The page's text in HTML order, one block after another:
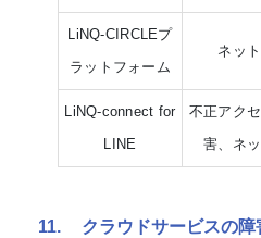
LiNQ-CIRCLEプ
ラットフォーム
ネッ
LiNQ-connect for
LINE
不正アク
害、ネ
11. クラウドサービスの